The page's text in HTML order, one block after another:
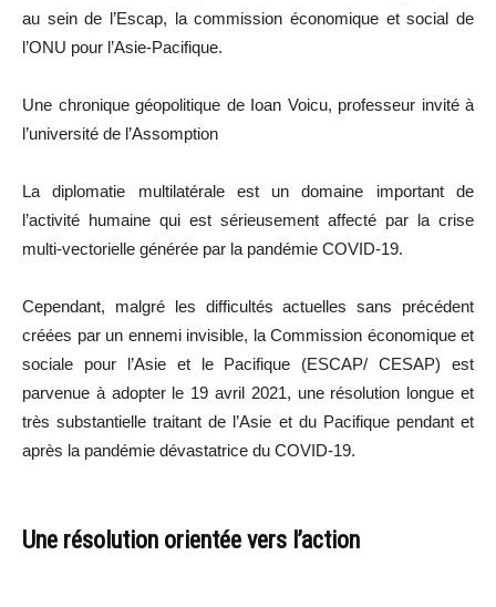
au sein de l’Escap, la commission économique et social de
l’ONU pour l’Asie-Pacifique.
Une chronique géopolitique de Ioan Voicu, professeur invité à
l’université de l’Assomption
La diplomatie multilatérale est un domaine important de
l’activité humaine qui est sérieusement affecté par la crise
multi-vectorielle générée par la pandémie COVID-19.
Cependant, malgré les difficultés actuelles sans précédent
créées par un ennemi invisible, la Commission économique et
sociale pour l’Asie et le Pacifique (ESCAP/ CESAP) est
parvenue à adopter le 19 avril 2021, une résolution longue et
très substantielle traitant de l’Asie et du Pacifique pendant et
après la pandémie dévastatrice du COVID-19.
Une résolution orientée vers l’action